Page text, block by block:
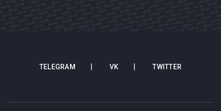
TELEGRAM VK TWITTER